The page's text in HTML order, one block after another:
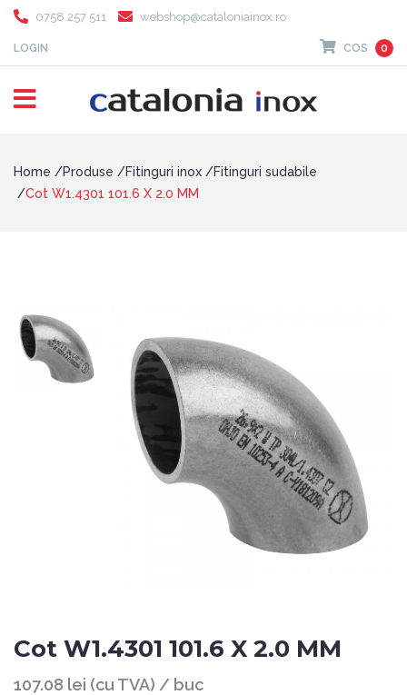
0758 257 511 webshop@cataloniainox.ro
LOGIN COS 0
Home Produse Fitinguri inox
Fitinguri sudabile
Cot W1.4301 101.6 X 2.0 MM
Cot W1.4301 101.6 X 2.0 MM
107.08 lei (cu TVA) / buc